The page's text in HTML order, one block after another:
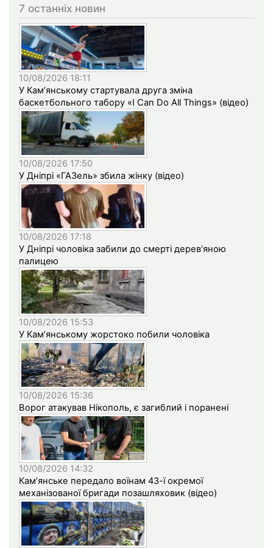
7 останніх новин
10/08/2026 18:11
У Кам’янському стартувала друга зміна
баскетбольного табору «I Can Do All Things» (відео)
10/08/2026 17:50
У Дніпрі «ГАЗель» збила жінку (відео)
10/08/2026 17:18
У Дніпрі чоловіка забили до смерті дерев’яною
палицею
10/08/2026 15:53
У Кам’янському жорстоко побили чоловіка
10/08/2026 15:36
Ворог атакував Нікополь, є загиблий і поранені
10/08/2026 14:32
Кам’янське передало воїнам 43-ї окремої
механізованої бригади позашляховик (відео)